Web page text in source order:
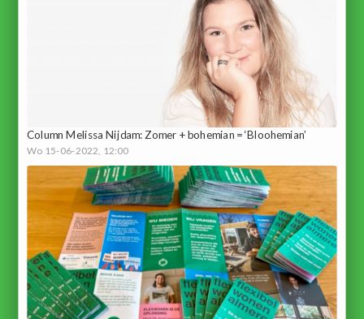
Column Melissa Nijdam: Zomer + bohemian = ‘Bloohemian’
Wo 15-06-2022, 12:00